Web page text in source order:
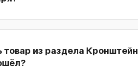
из раздела Кронштейн